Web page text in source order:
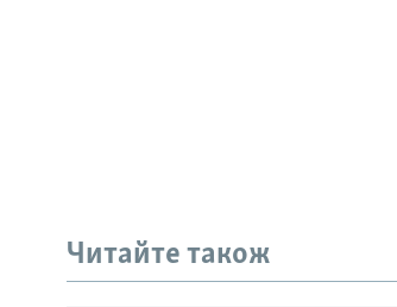
Читайте також